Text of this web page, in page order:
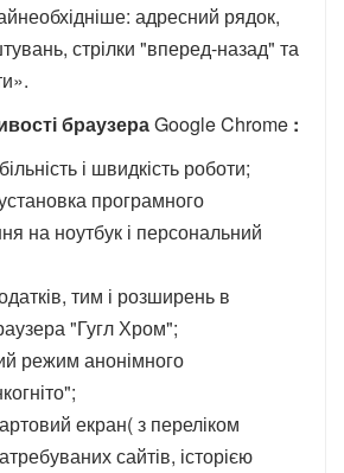
адресний рядок,
стрілки "вперед-назад" та
браузераGoogle Chrome :
і швидкість роботи;
програмного
на ноутбук і персональний
тим і розширень в
"Гугл Хром";
режим анонімного
екран( з переліком
сайтів, історією